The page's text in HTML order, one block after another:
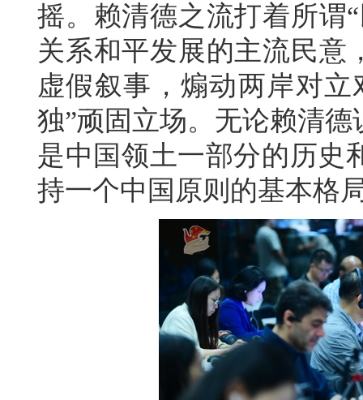
摇。赖清德之流打着所谓
关系和平发展的主流民意
虚假叙事，煽动两岸对
独”顽固立场。无论赖清
是中国领土一部分的历史
持一个中国原则的基本格